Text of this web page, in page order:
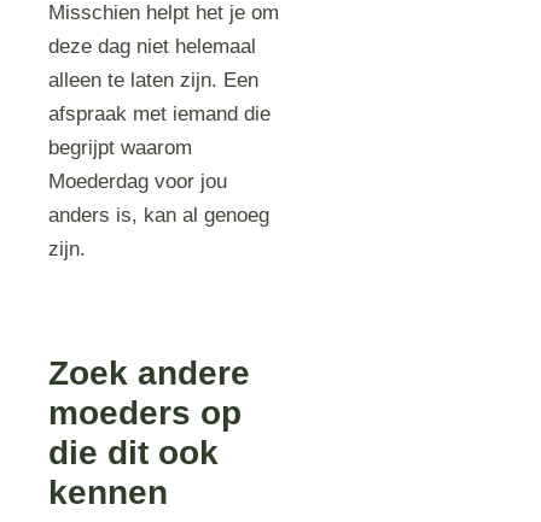
Misschien helpt het je om
deze dag niet helemaal
alleen te laten zijn. Een
afspraak met iemand die
begrijpt waarom
Moederdag voor jou
anders is, kan al genoeg
zijn.
Zoek andere
moeders op
die dit ook
kennen